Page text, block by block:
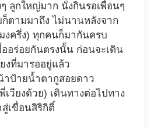
ลูกใหญ่มาก นั่งกินรอเพื่อนๆ
ตามมาถึง ไม่นานหลังจาก
งครึ่ง) ทุกคนก็มากันครบ
อร่อยกันตรงนั้น ก่อนจะเดิน
งที่มารออยู่แล้ว
เวียงด้วย) เดินทางต่อไปทาง
เขื่อนสิริกิติ์